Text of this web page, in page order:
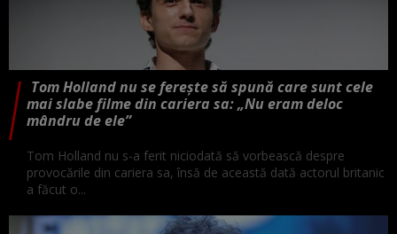
Tom Holland nu se ferește să spună care sunt cele
mai slabe filme din cariera sa: „Nu eram deloc
mândru de ele”
Tom Holland nu s-a ferit niciodată să vorbească despre
provocările din cariera sa, însă de această dată actorul britanic
a făcut o...